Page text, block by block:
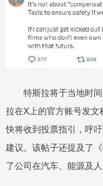
特斯拉将于当地时间
拉在X上的官方账号发文
快将收到投票指引，呼
建议。该帖子还提及了
了公司在汽车、能源及